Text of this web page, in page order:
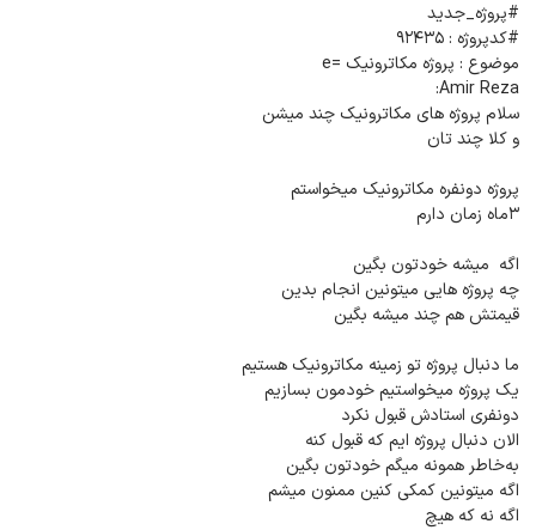
#پروژه_جدید
#کدپروژه : 92435
موضوع : پروژه مکاترونیک =e
Amir Reza:
سلام پروژه های مکاترونیک چند میشن
و کلا چند تان
پروژه دونفره مکاترونیک میخواستم
3ماه زمان دارم
اگه میشه خودتون بگین
چه پروژه هایی میتونین انجام بدین
قیمتش هم چند میشه بگین
ما دنبال پروژه تو زمینه مکاترونیک هستیم
یک پروژه میخواستیم خودمون بسازیم
دونفری استادش قبول نکرد
الان دنبال پروژه ایم که قبول کنه
به‌خاطر همونه میگم خودتون بگین
اگه میتونین کمکی کنین ممنون میشم
اگه نه که هیچ